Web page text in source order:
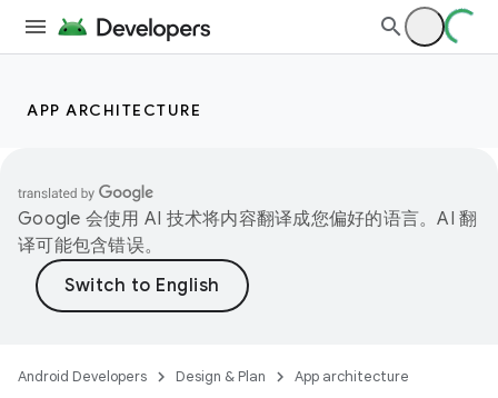
APP ARCHITECTURE
Google 会使用 AI 技术将内容翻译成您偏好的语言。AI 翻
译可能包含错误。
Android Developers Design & Plan App architecture